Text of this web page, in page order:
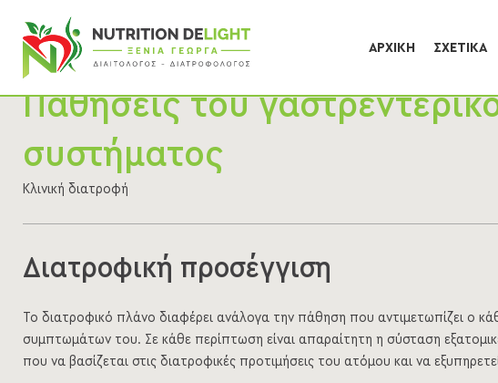
ΑΡΧΙΚΉ ΣΧΕΤΙΚΆ
Παθήσεις του
συστήματος
Κλινική διατροφή
Διατροφική προσέγγιση
Το διατροφικό πλάνο διαφέρει ανάλογα την πάθηση που αντιμετωπίζει ο
συμπτωμάτων του. Σε κάθε περίπτωση είναι απαραίτητη η σύσταση
που να βασίζεται στις διατροφικές προτιμήσεις του ατόμου και να